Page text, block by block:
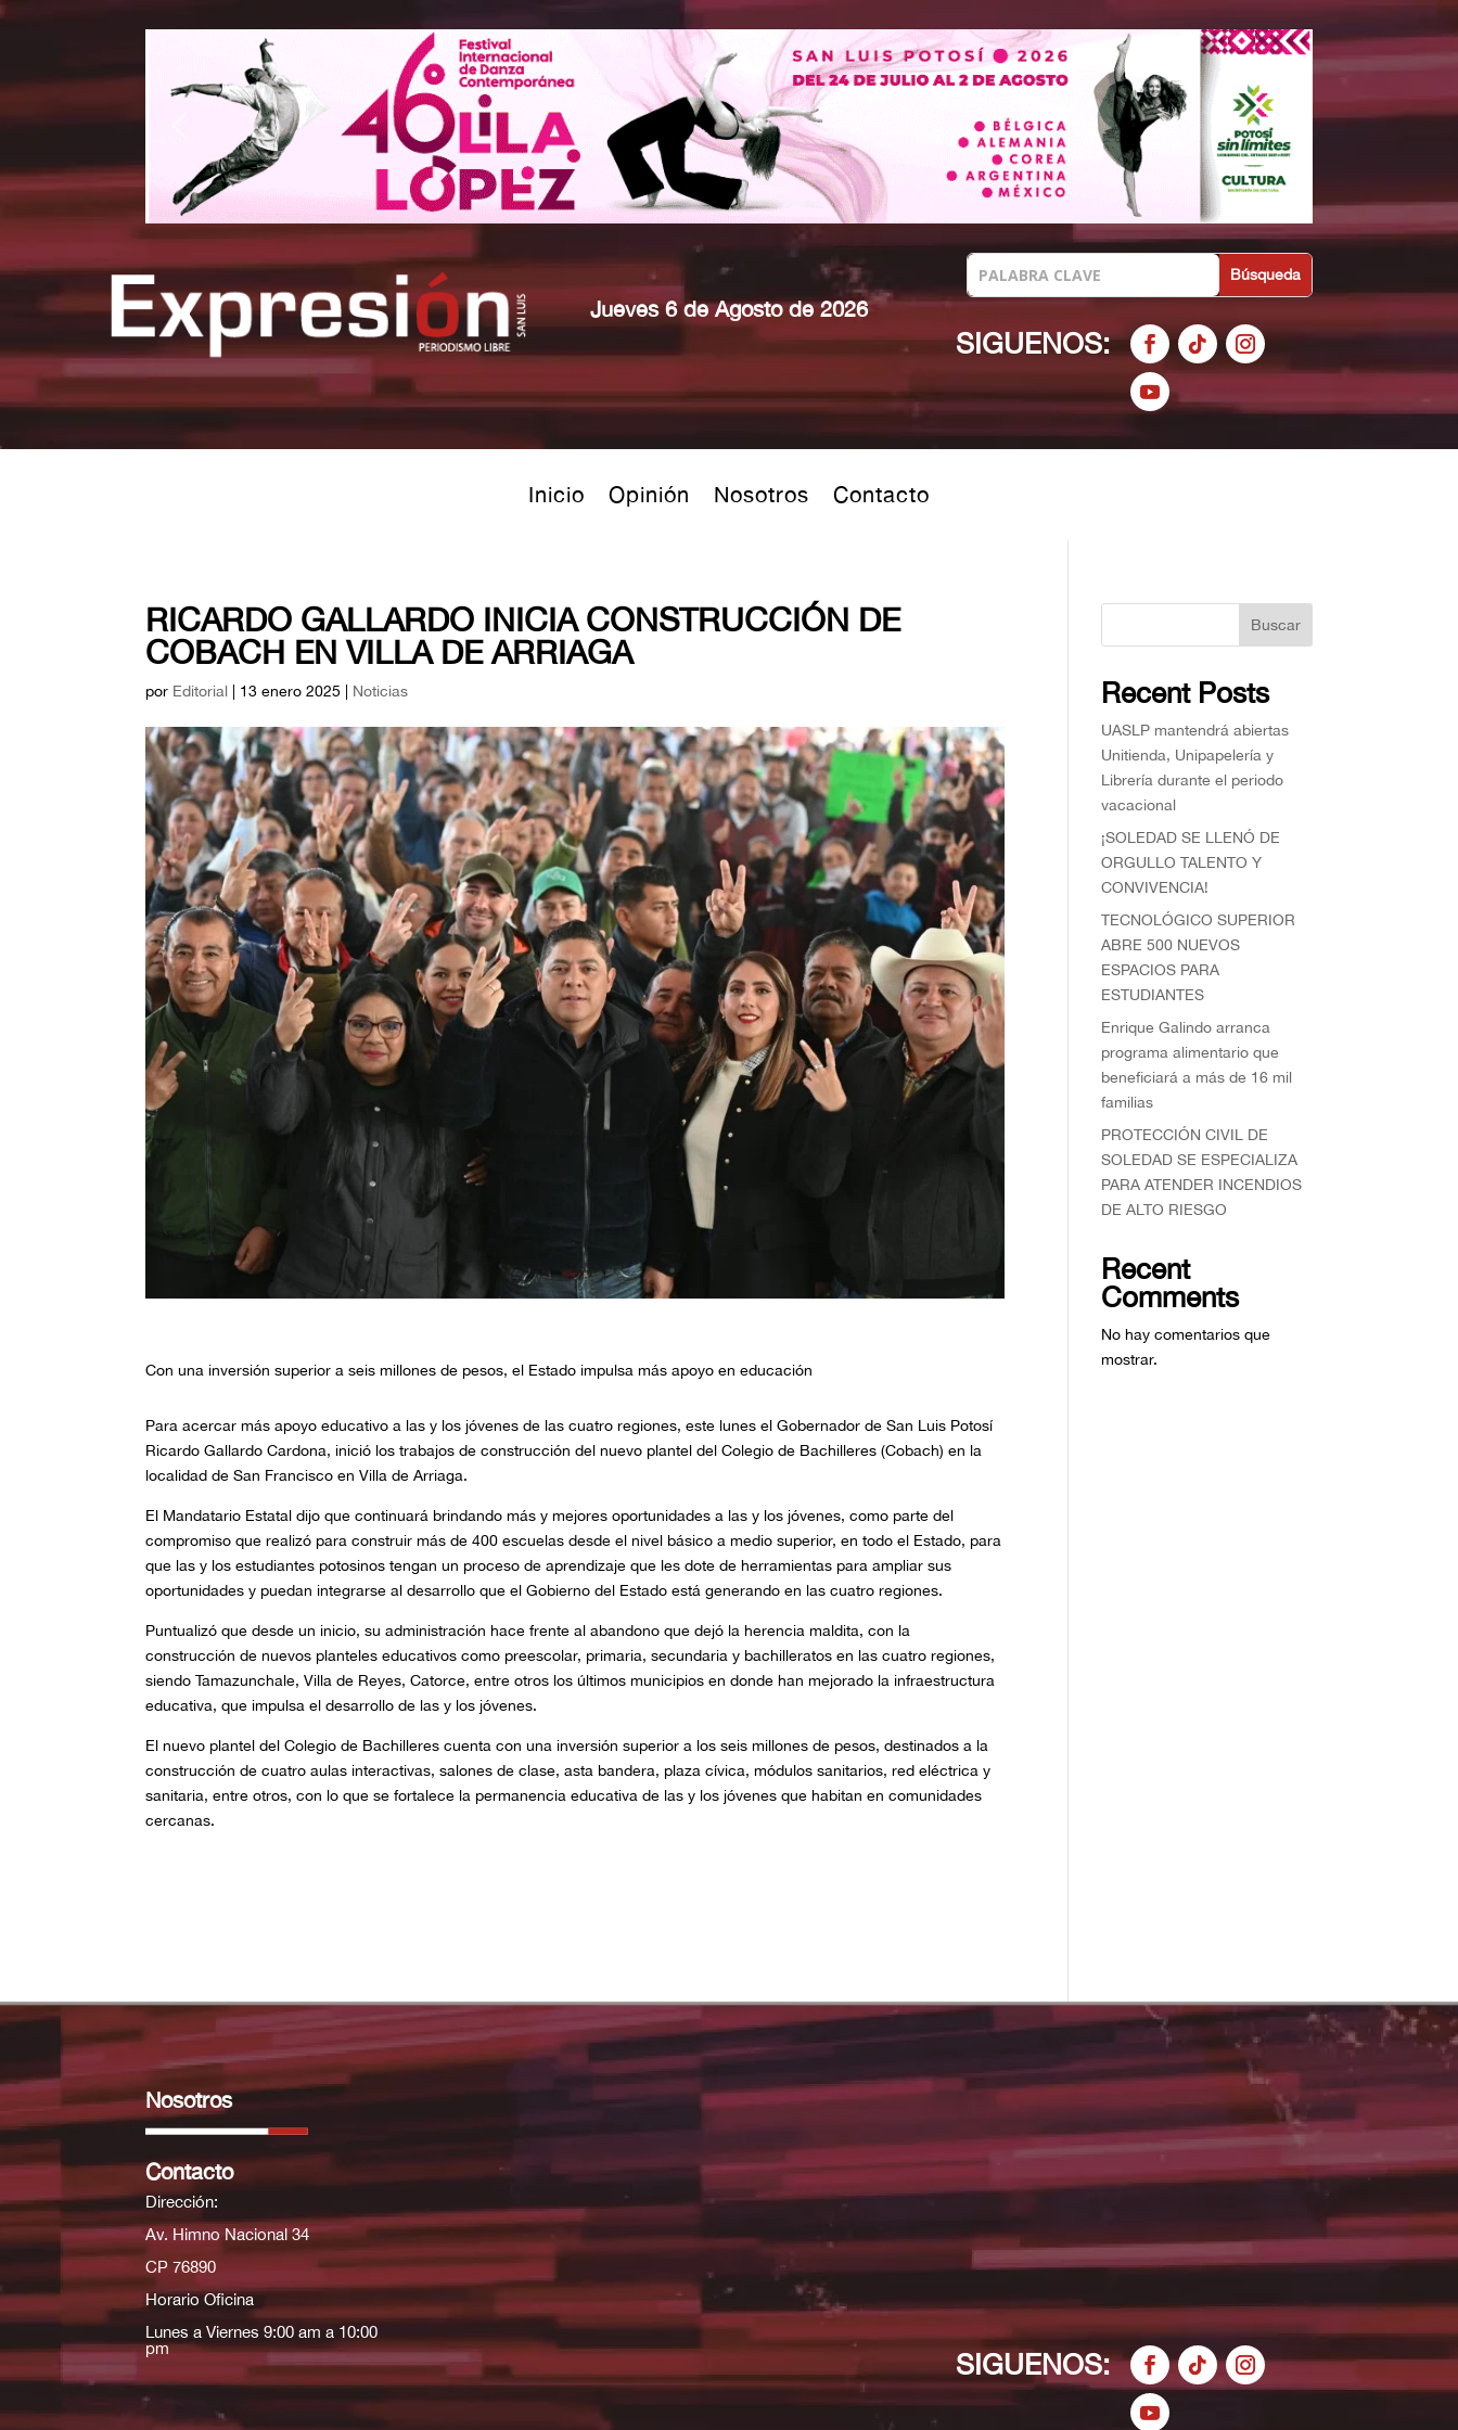
Jueves 6 de Agosto de 2026
SIGUENOS:
Inicio Opinión Nosotros Contacto
RICARDO GALLARDO INICIA CONSTRUCCIÓN DE
COBACH EN VILLA DE ARRIAGA
por Editorial 13 enero 2025 Noticias
Con una inversión superior a seis millones de pesos, el Estado impulsa más apoyo en educación
Para acercar más apoyo educativo a las y los jóvenes de las cuatro regiones, este lunes el Gobernador de San Luis Potosí
Ricardo Gallardo Cardona, inició los trabajos de construcción del nuevo plantel del Colegio de Bachilleres (Cobach) en la
localidad de San Francisco en Villa de Arriaga.
El Mandatario Estatal dijo que continuará brindando más y mejores oportunidades a las y los jóvenes, como parte del
compromiso que realizó para construir más de 400 escuelas desde el nivel básico a medio superior, en todo el Estado, para
que las y los estudiantes potosinos tengan un proceso de aprendizaje que les dote de herramientas para ampliar sus
oportunidades y puedan integrarse al desarrollo que el Gobierno del Estado está generando en las cuatro regiones.
Puntualizó que desde un inicio, su administración hace frente al abandono que dejó la herencia maldita, con la
construcción de nuevos planteles educativos como preescolar, primaria, secundaria y bachilleratos en las cuatro regiones,
siendo Tamazunchale, Villa de Reyes, Catorce, entre otros los últimos municipios en donde han mejorado la infraestructura
educativa, que impulsa el desarrollo de las y los jóvenes.
El nuevo plantel del Colegio de Bachilleres cuenta con una inversión superior a los seis millones de pesos, destinados a la
construcción de cuatro aulas interactivas, salones de clase, asta bandera, plaza cívica, módulos sanitarios, red eléctrica y
sanitaria, entre otros, con lo que se fortalece la permanencia educativa de las y los jóvenes que habitan en comunidades
cercanas.
Buscar
Recent Posts
UASLP mantendrá abiertas
Unitienda, Unipapelería y
Librería durante el periodo
vacacional
¡SOLEDAD SE LLENÓ DE
ORGULLO TALENTO Y
CONVIVENCIA!
TECNOLÓGICO SUPERIOR
ABRE 500 NUEVOS
ESPACIOS PARA
ESTUDIANTES
Enrique Galindo arranca
programa alimentario que
beneficiará a más de 16 mil
familias
PROTECCIÓN CIVIL DE
SOLEDAD SE ESPECIALIZA
PARA ATENDER INCENDIOS
DE ALTO RIESGO
Recent
Comments
No hay comentarios que
mostrar.
Nosotros
Contacto
Dirección:
Av. Himno Nacional 34
CP 76890
Horario Oficina
Lunes a Viernes 9:00 am a 10:00
pm
SIGUENOS: